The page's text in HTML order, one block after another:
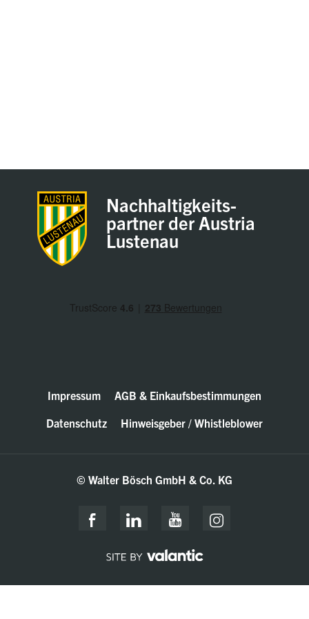
Nachhaltigkeits-
partner der Austria
Lustenau
Impressum
AGB & Einkaufsbestimmungen
Datenschutz
Hinweisgeber / Whistleblower
© Walter Bösch GmbH & Co. KG